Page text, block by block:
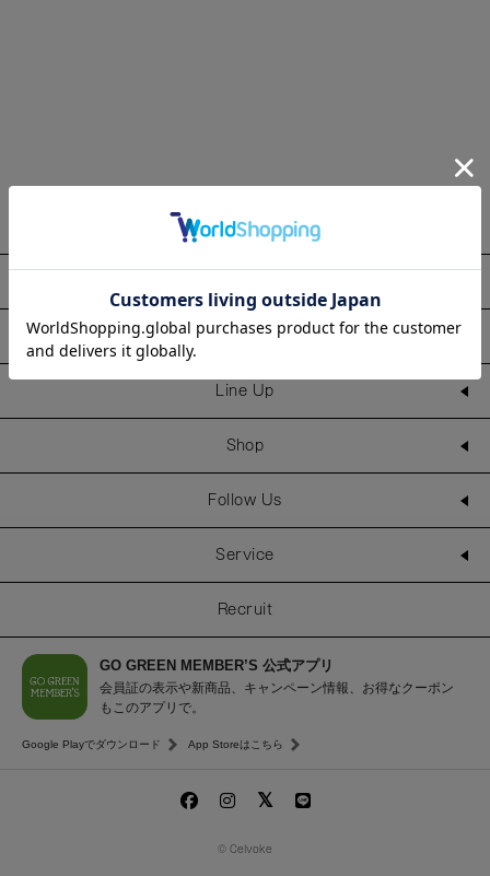
Information
Line Up
Shop
Follow Us
Service
Recruit
GO GREEN MEMBER’S 公式アプリ
会員証の表示や新商品、キャンペーン情報、お得なクーポン
もこのアプリで。
Google Playでダウンロード App Storeはこちら
© Celvoke